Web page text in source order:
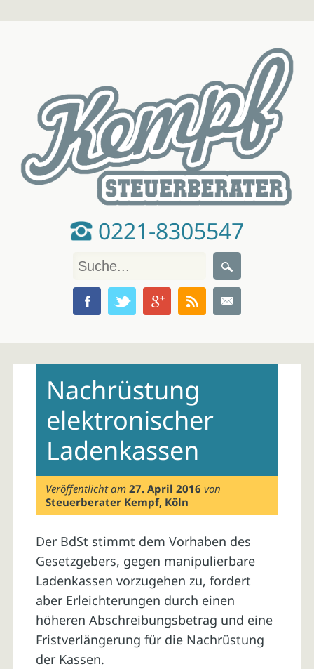
0221-8305547
contentNachrüstung
elektronischer
Ladenkassen
Veröffentlicht am27. April 2016 von
Steuerberater Kempf, Köln
Der BdSt stimmt dem Vorhaben des
Gesetzgebers, gegen manipulierbare
Ladenkassen vorzugehen zu, fordert
aber Erleichterungen durch einen
höheren Abschreibungsbetrag und eine
Fristverlängerung für die Nachrüstung
der Kassen.